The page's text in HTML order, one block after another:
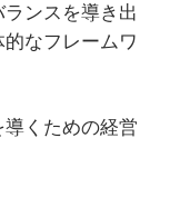
ンスを導き出
なフレームワ
くための経営